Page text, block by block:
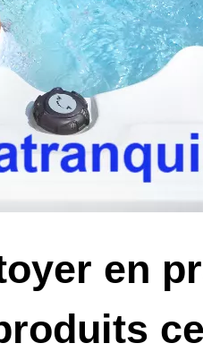
en